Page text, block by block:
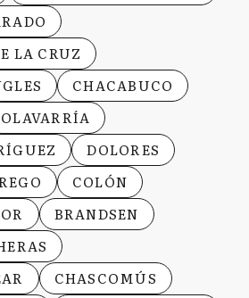
LA CRUZ
CHACABUCO
OLAVARRÍA
DOLORES
COLÓN
BRANDSEN
CHASCOMÚS